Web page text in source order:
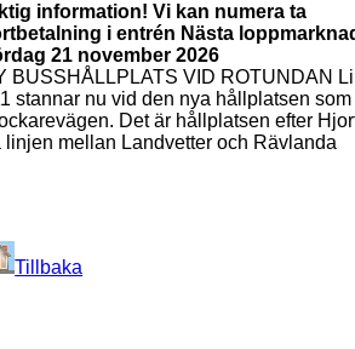
information! Vi kan numera ta
i entrén Nästa
21 november 2026
BUSSHÅLLPLATS VID ROTUNDAN
stannar nu vid den nya hållplatsen som
Det är hållplatsen efter
linjen mellan Landvetter och Rävlanda
Tillbaka